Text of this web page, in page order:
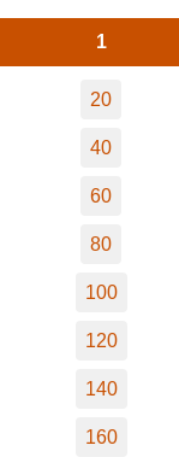
1
20
40
60
80
100
120
140
160